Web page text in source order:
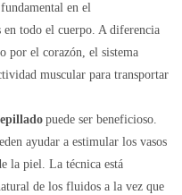
en el
todo el cuerpo. A diferencia
por el corazón, el sistema
muscular para transportar
puede ser beneficioso.
ayudar a estimular los vasos
la piel. La técnica está
de los fluidos a la vez que